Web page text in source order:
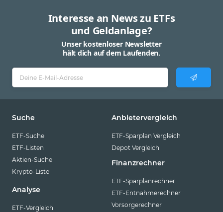
Interesse an News zu ETFs
und Geldanlage?
Unser kostenloser Newsletter
hält dich auf dem Laufenden.
Suche
ETF-Suche
ETF-Listen
Aktien-Suche
Krypto-Liste
Analyse
ETF-Vergleich
Anbietervergleich
ETF-Sparplan Vergleich
Depot Vergleich
Finanzrechner
ETF-Sparplanrechner
ETF-Entnahmerechner
Vorsorgerechner